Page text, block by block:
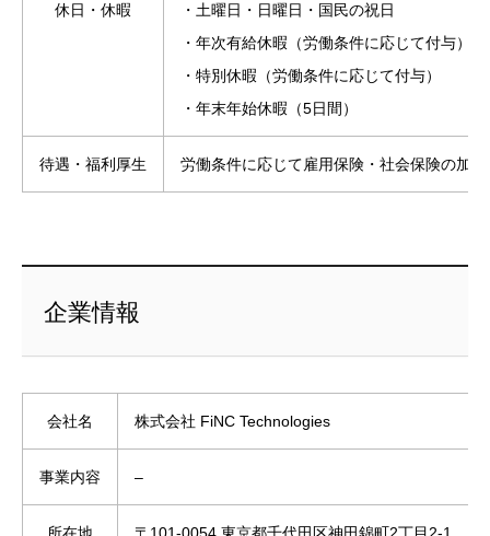
休日・休暇
・土曜日・日曜日・国民の祝日
・年次有給休暇（労働条件に応じて付与）
・特別休暇（労働条件に応じて付与）
・年末年始休暇（5日間）
待遇・福利厚生 労働条件に応じて雇用保険・社会保険の加入
企業情報
会社名 株式会社 FiNC Technologies
事業内容 –